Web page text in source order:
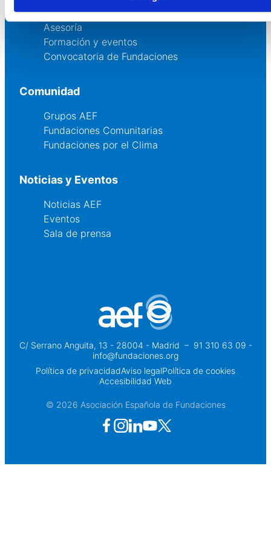
Asesoría
Formación y eventos
Convocatoria de Fundaciones
Comunidad
Grupos AEF
Fundaciones Comunitarias
Fundaciones por el Clima
Noticias y Eventos
Noticias AEF
Eventos
Sala de prensa
C/ Serrano Anguita, 13 - 28004 - Madrid – 91 310 63 09 -
info@fundaciones.org
Política de privacidadAviso legalPolítica de cookies
Accesibilidad Web
© 2026 Asociación Española de Fundaciones